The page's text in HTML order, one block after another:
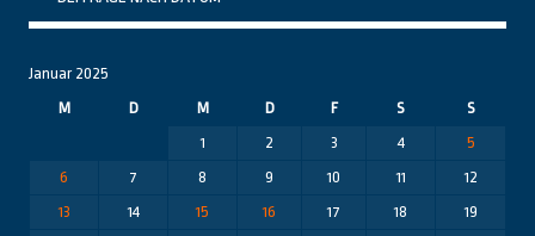
Januar 2025
M
D M D F S
S
1
2 3 4
5
6
7 8 9 10 11
12
13
14 15 16 17 18
19